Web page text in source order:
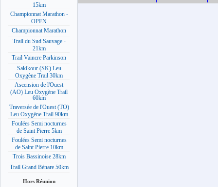
15km
Championnat Marathon -
OPEN
Championnat Marathon
Trail du Sud Sauvage -
21km
Trail Vaincre Parkinson
Sakikour (SK) Leu
Oxygène Trail 30km
Ascension de l'Ouest
(AO) Leu Oxygène Trail
60km
Traversée de l'Ouest (TO)
Leu Oxygène Trail 90km
Foulées Semi nocturnes
de Saint Pierre 5km
Foulées Semi nocturnes
de Saint Pierre 10km
Trois Bassinoise 28km
Trail Grand Bénare 50km
Hors Réunion